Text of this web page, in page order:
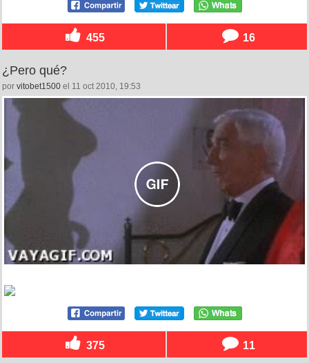
455 16
¿Pero qué?
por vitobet1500 el 11 oct 2010, 19:53
375 11